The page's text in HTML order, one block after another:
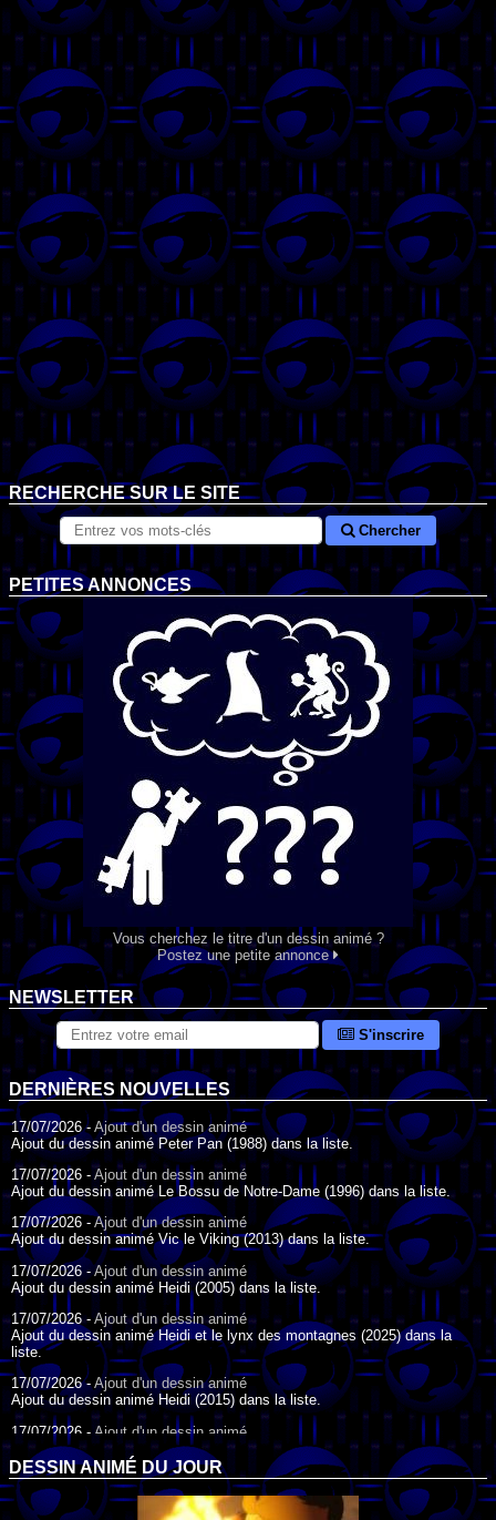
RECHERCHE SUR LE SITE
Chercher
PETITES ANNONCES
Vous cherchez le titre d'un dessin animé ?
Postez une petite annonce
NEWSLETTER
S'inscrire
DERNIÈRES NOUVELLES
17/07/2026 - Ajout d'un dessin animé
Ajout du dessin animé Peter Pan (1988) dans la liste.
17/07/2026 - Ajout d'un dessin animé
Ajout du dessin animé Le Bossu de Notre-Dame (1996) dans la liste.
17/07/2026 - Ajout d'un dessin animé
Ajout du dessin animé Vic le Viking (2013) dans la liste.
17/07/2026 -Ajout d'un dessin animé
Ajout du dessin animé Heidi (2005) dans la liste.
17/07/2026 -Ajout d'un dessin animé
Ajout du dessin animé Heidi et le lynx des montagnes (2025) dans la
liste.
17/07/2026 -Ajout d'un dessin animé
Ajout du dessin animé Heidi (2015) dans la liste.
17/07/2026 - Ajout d'un dessin animé
Ajout du dessin animé Heidi (1995) dans la liste.
09/07/2026 -Ajout d'un dessin animé
Ajout du dessin animé Genki l'Aventurier de la Chance (2006) dans la
liste.
DESSIN ANIMÉ DU JOUR